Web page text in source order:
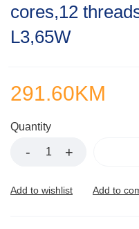
cores,12
L3,65W
291.60KM
Quantity